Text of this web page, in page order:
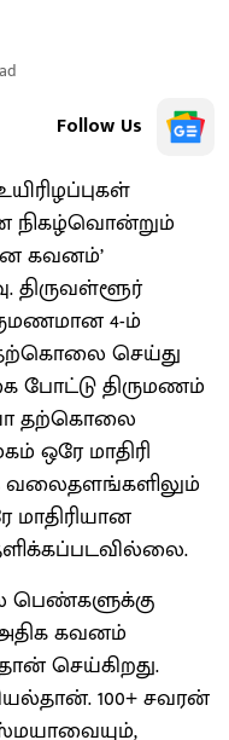
Follow Us
நிகழ்வொன்றும்
கவனம்’
திருவள்ளூர்
4-ம்
செய்து
போட்டு திருமணம்
தற்கொலை
ஒரே மாதிரி
வலைதளங்களிலும்
பெண்களுக்கு
கவனம்
செய்கிறது.
100+ சவரன்